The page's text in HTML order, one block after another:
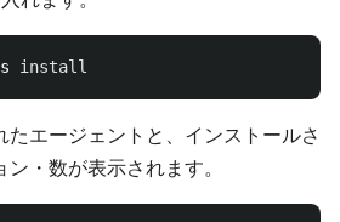
install
エージェントと、インストールさ
・数が表示されます。